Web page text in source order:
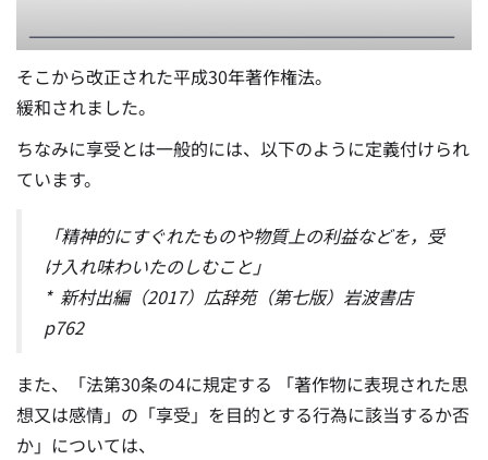
そこから改正された平成30年著作権法。
緩和されました。
ちなみに享受とは一般的には、以下のように定義付けられ
ています。
「精神的にすぐれたものや物質上の利益などを，受
け入れ味わいたのしむこと」
* 新村出編（2017）広辞苑（第七版）岩波書店
p762
また、「法第30条の4に規定する 「著作物に表現された思
想又は感情」の「享受」を目的とする行為に該当するか否
か」については、